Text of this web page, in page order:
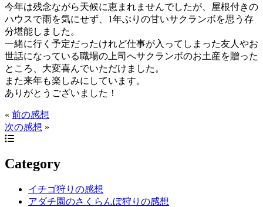
今年は残念ながら天候に恵まれませんでしたが、屋根付きの
ハウスで雨を気にせず、 1年ぶりの甘いサクランボを思う存
分堪能しました。
一緒に行く予定だったけれど仕事が入ってしまった友人やお
世話になっている職場の上司へサクランボのお土産を贈った
ところ、大変喜んでいただけました。
また来年も楽しみにしています。
ありがとうございました！
« 前の感想
次の感想 »
Category
イチゴ狩りの感想
アダチ園のさくらんぼ狩りの感想